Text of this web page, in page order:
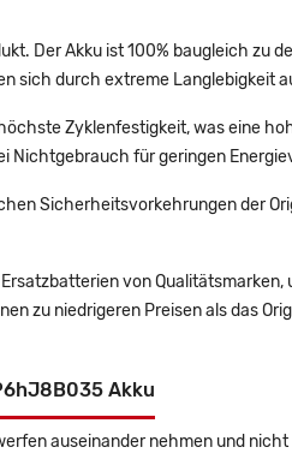
Der Akku ist 100% baugleich zu
sich durch extreme Langlebigkeit
Zyklenfestigkeit, was eine
Nichtgebrauch für geringen
Sicherheitsvorkehrungen der
von
zu niedrigeren Preisen als das
Akku
auseinander nehmen und